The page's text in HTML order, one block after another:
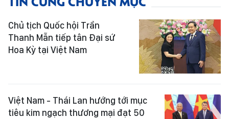
Chủ tịch Quốc hội Trần
Thanh Mẫn tiếp tân Đại sứ
Hoa Kỳ tại Việt Nam
Việt Nam - Thái Lan hướng tới mục
tiêu kim ngạch thương mại đạt 50